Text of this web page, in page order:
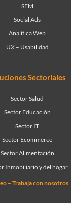
SEM
Social Ads
Analítica Web
UX – Usabilidad
Sectoriales
Sector Salud
Sector Educación
Sector IT
Sector Ecommerce
Sector Alimentación
Inmobiliario y del hogar
– Trabaja con nosotros